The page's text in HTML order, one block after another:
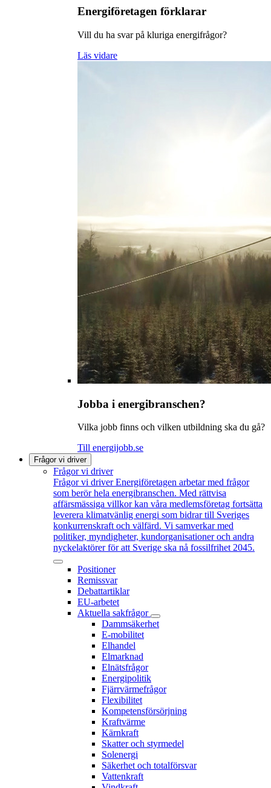
Energiföretagen förklarar
Vill du ha svar på kluriga energifrågor?
Läs vidare
Jobba i energibranschen?
Vilka jobb finns och vilken utbildning ska du gå?
Till energijobb.se
Frågor vi driver
Frågor vi driver
Frågor vi driver Energiföretagen arbetar med frågor
som berör hela energibranschen. Med rättvisa
affärsmässiga villkor kan våra medlemsföretag fortsätta
leverera klimatvänlig energi som bidrar till Sveriges
konkurrenskraft och välfärd. Vi samverkar med
politiker, myndigheter, kundorganisationer och andra
nyckelaktörer för att Sverige ska nå fossilfrihet 2045.
Positioner
Remissvar
Debattartiklar
EU-arbetet
Aktuella sakfrågor
Dammsäkerhet
E-mobilitet
Elhandel
Elmarknad
Elnätsfrågor
Energipolitik
Fjärrvärmefrågor
Flexibilitet
Kompetensförsörjning
Kraftvärme
Kärnkraft
Skatter och styrmedel
Solenergi
Säkerhet och totalförsvar
Vattenkraft